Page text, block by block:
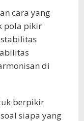
cara yang
pola pikir
di
berpikir
siapa yang